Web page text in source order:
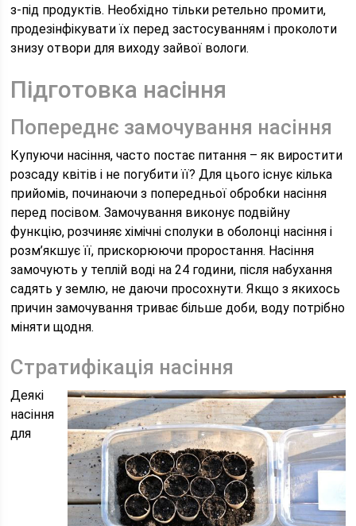
з-під продуктів. Необхідно тільки ретельно промити,
продезінфікувати їх перед застосуванням і проколоти
знизу отвори для виходу зайвої вологи.
Підготовка насіння
Попереднє замочування насіння
Купуючи насіння, часто постає питання – як виростити
розсаду квітів і не погубити її? Для цього існує кілька
прийомів, починаючи з попередньої обробки насіння
перед посівом. Замочування виконує подвійну
функцію, розчиняє хімічні сполуки в оболонці насіння і
розм’якшує її, прискорюючи проростання. Насіння
замочують у теплій воді на 24 години, після набухання
садять у землю, не даючи просохнути. Якщо з якихось
причин замочування триває більше доби, воду потрібно
міняти щодня.
Стратифікація насіння
Деякі
насіння
для